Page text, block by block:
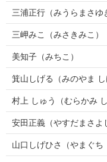
三浦正行（みうらまさゆ
三岬みこ（みさきみこ）
美知子（みちこ）
箕山しげる（みのやま し
村上 しゅう（むらかみ し
安田正義（やすだまさよ
山口しげひさ（やまぐち